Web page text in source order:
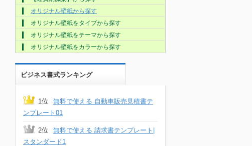
オリジナル壁紙から探す
オリジナル壁紙をタイプから探す
オリジナル壁紙をテーマから探す
オリジナル壁紙をカラーから探す
ビジネス書式ランキング
1位
無料で使える 自動車販売見積書テ
ンプレート01
2位
無料で使える 請求書テンプレート|
スタンダード1